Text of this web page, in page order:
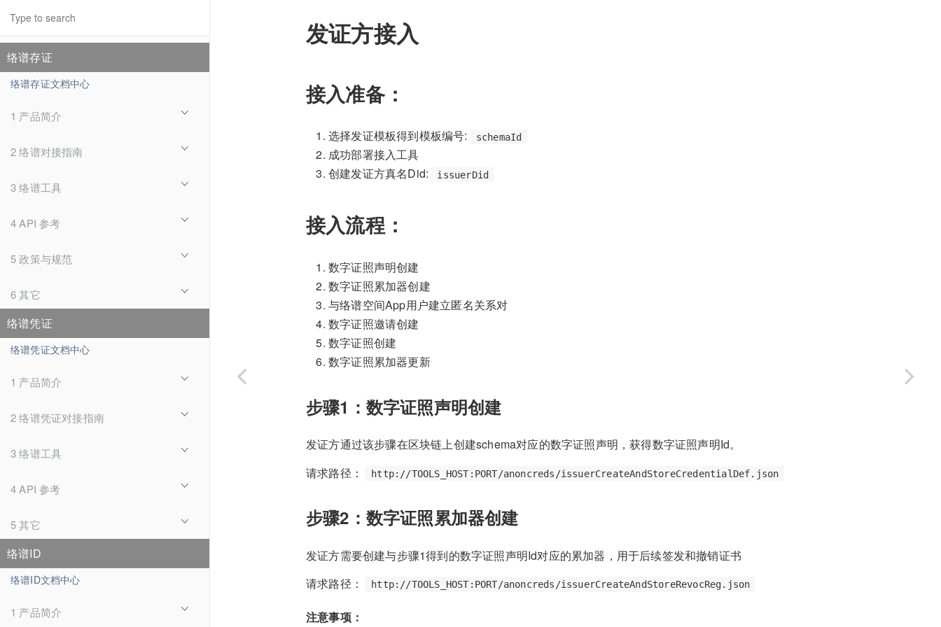
络谱存证
络谱存证文档中心
1 产品简介
2 络谱对接指南
3 络谱工具
4 API 参考
5 政策与规范
6 其它
络谱凭证
络谱凭证文档中心
1 产品简介
2 络谱凭证对接指南
3 络谱工具
4 API 参考
5 其它
络谱ID
络谱ID文档中心
1 产品简介
发证方接入
接入准备：
选择发证模板得到模板编号: schemaId
成功部署接入工具
创建发证方真名Did:
issuerDid
接入流程：
数字证照声明创建
数字证照累加器创建
与络谱空间App用户建立匿名关系对
数字证照邀请创建
数字证照创建
数字证照累加器更新
步骤1：数字证照声明创建
发证方通过该步骤在区块链上创建schema对应的数字证照声明，获得数字证照声明Id。
请求路径：
http://TOOLS_HOST:PORT/anoncreds/issuerCreateAndStoreCredentialDef.json
步骤2：数字证照累加器创建
发证方需要创建与步骤1得到的数字证照声明Id对应的累加器，用于后续签发和撤销证书
请求路径：
http://TOOLS_HOST:PORT/anoncreds/issuerCreateAndStoreRevocReg.json
注意事项：